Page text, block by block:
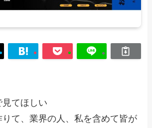
てほしい
りて、業界の人、私を含めて皆が